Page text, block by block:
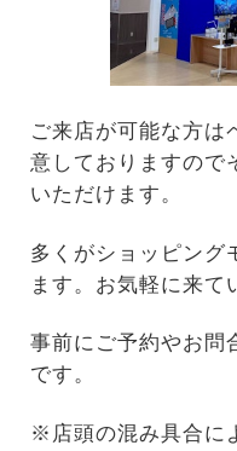
ご来店が可能な方は
意しておりますので
いただけます。
多くがショッピング
ます。お気軽に来て
事前にご予約やお問
です。
※店頭の混み具合に